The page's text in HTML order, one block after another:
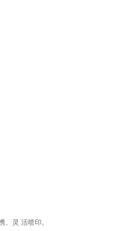
、灵 活喷印。